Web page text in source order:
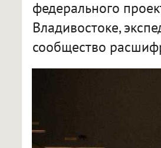
федерального
Владивостоке,
сообщество